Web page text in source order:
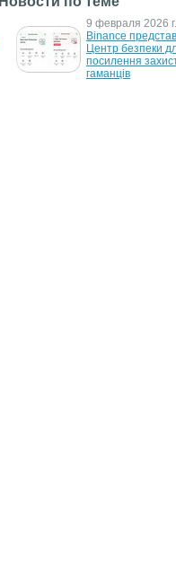
9 февраля 2026 г.
Binance
Центр безпеки
посилення
гаманців